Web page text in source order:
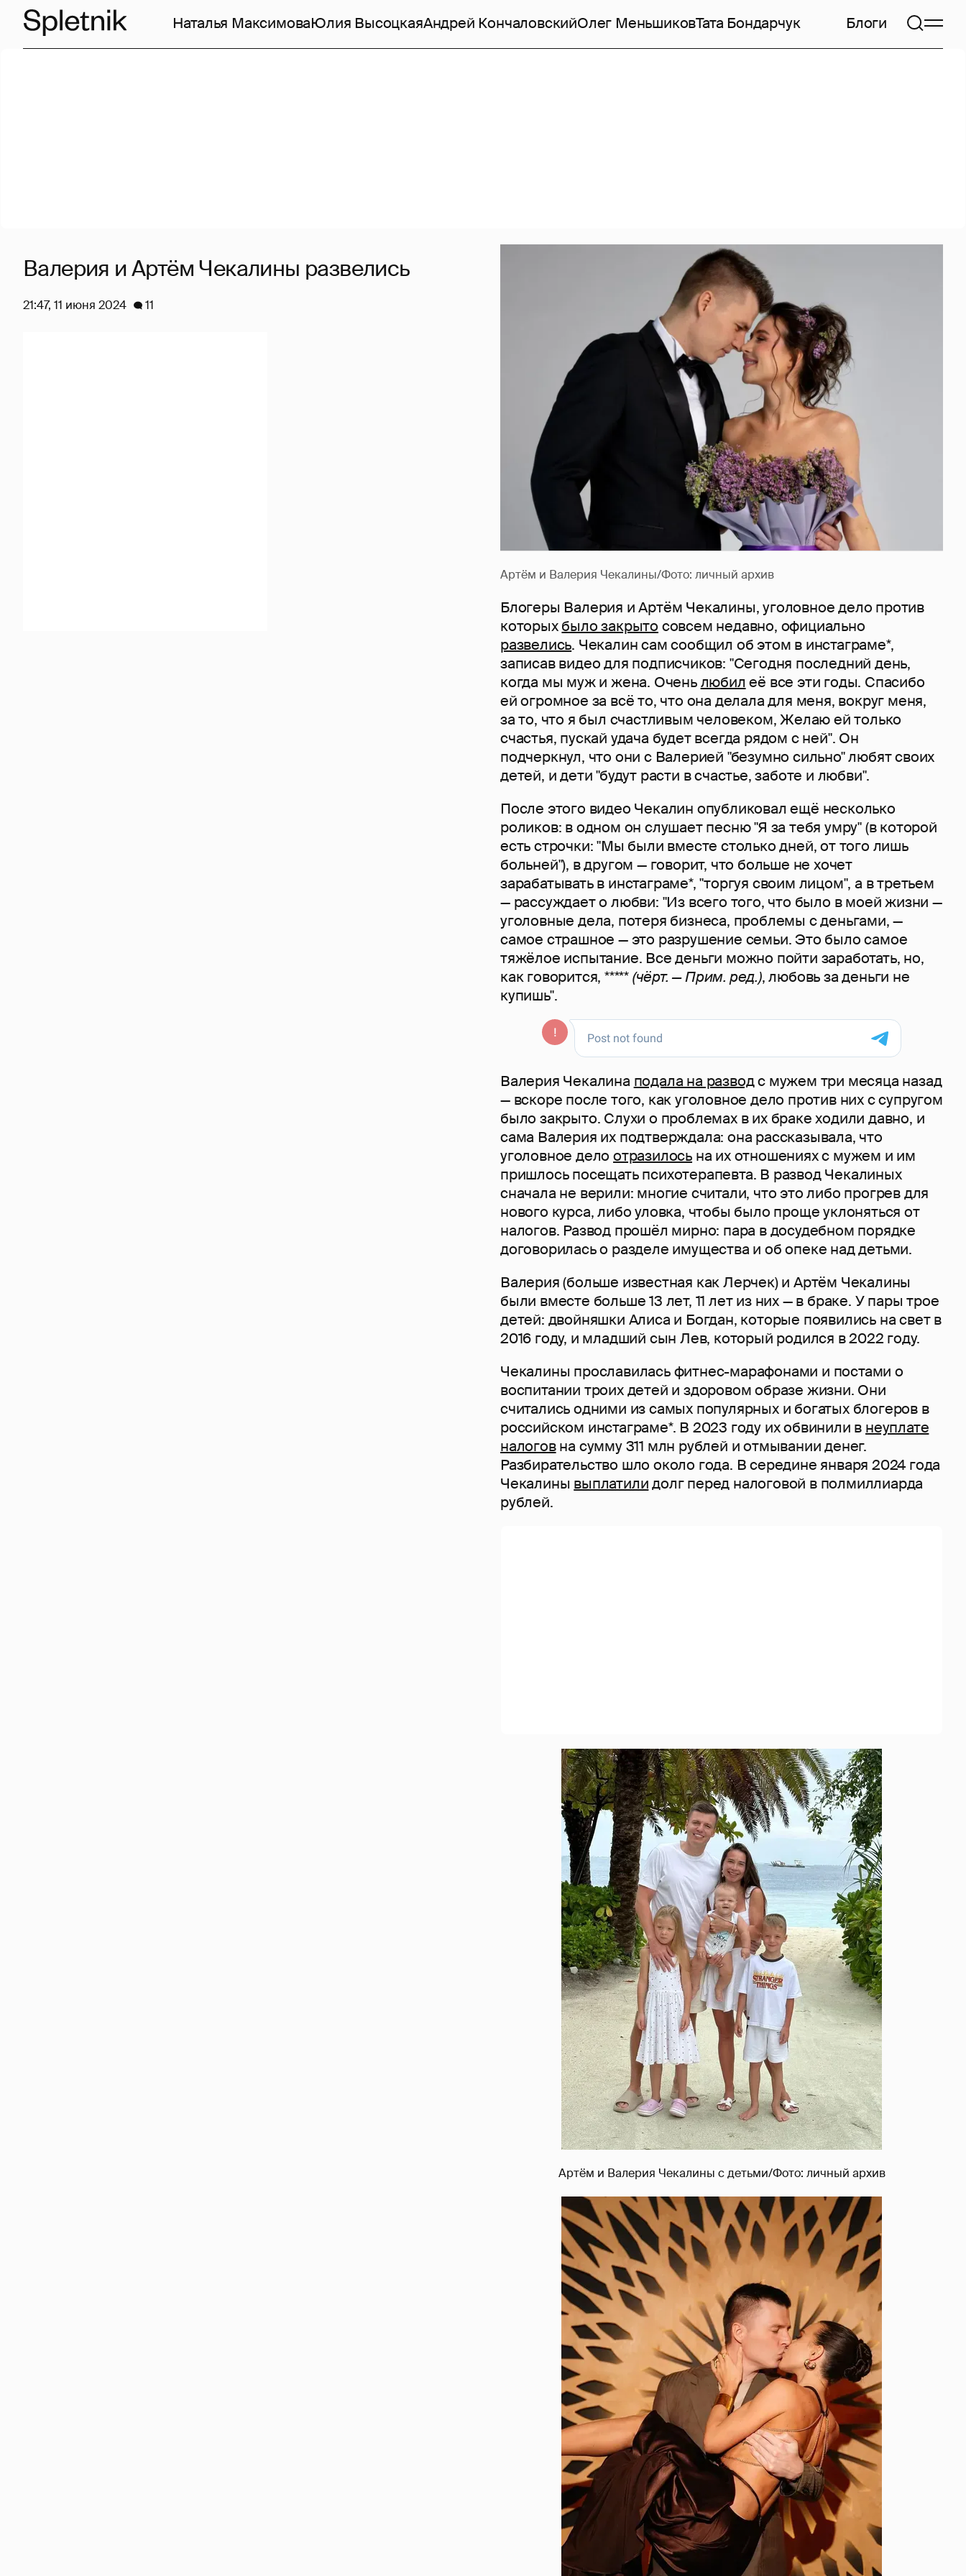
Наталья МаксимоваЮлия ВысоцкаяАндрей КончаловскийОлег МеньшиковТата Бондарчук Блоги
Артём и Валерия Чекалины/Фото: личный архив
Блогеры Валерия и Артём Чекалины, уголовное дело против
которыхбыло закрыто совсем недавно, официально
развелись. Чекалин сам сообщил об этом в инстаграме*,
записав видео для подписчиков: "Сегодня последний день,
когда мы муж и жена. Оченьлюбил её все эти годы. Спасибо
ей огромное за всё то, что она делала для меня, вокруг меня,
за то, что я был счастливым человеком, Желаю ей только
счастья, пускай удача будет всегда рядом с ней". Он
подчеркнул, что они с Валерией "безумно сильно" любят своих
детей, и дети "будут расти в счастье, заботе и любви".
После этого видео Чекалин опубликовал ещё несколько
роликов: в одном он слушает песню "Я за тебя умру" (в которой
есть строчки: "Мы были вместе столько дней, от того лишь
больней"), в другом — говорит, что больше не хочет
зарабатывать в инстаграме*, "торгуя своим лицом", а в третьем
— рассуждает о любви: "Из всего того, что было в моей жизни —
уголовные дела, потеря бизнеса, проблемы с деньгами, —
самое страшное — это разрушение семьи. Это было самое
тяжёлое испытание. Все деньги можно пойти заработать, но,
как говорится, *****(чёрт. — Прим. ред.), любовь за деньги не
купишь".
Валерия Чекалина подала на разводс мужем три месяца назад
— вскоре после того, как уголовное дело против них с супругом
было закрыто. Слухи о проблемах в их браке ходили давно, и
сама Валерия их подтверждала: она рассказывала, что
уголовное делоотразилось на их отношениях с мужем и им
пришлось посещать психотерапевта. В развод Чекалиных
сначала не верили: многие считали, что это либо прогрев для
нового курса, либо уловка, чтобы было проще уклоняться от
налогов. Развод прошёл мирно: пара в досудебном порядке
договорилась о разделе имущества и об опеке над детьми.
Валерия (больше известная как Лерчек) и Артём Чекалины
были вместе больше 13 лет, 11 лет из них — в браке. У пары трое
детей: двойняшки Алиса и Богдан, которые появились на свет в
2016 году, и младший сын Лев, который родился в 2022 году.
Чекалины прославилась фитнес-марафонами и постами о
воспитании троих детей и здоровом образе жизни. Они
считались одними из самых популярных и богатых блогеров в
российском инстаграме*. В 2023 году их обвинили в неуплате
налоговна сумму 311 млн рублей и отмывании денег.
Разбирательство шло около года. В середине января 2024 года
Чекалины выплатилидолг перед налоговой в полмиллиарда
рублей.
Артём и Валерия Чекалины c детьми/Фото: личный архив
Валерия и Артём Чекалины развелись
21:47, 11 июня 2024 11